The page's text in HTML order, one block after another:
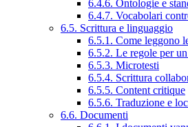
6.4.6. Ontologie e
6.4.7. Vocabolari
6.5. Scrittura e linguaggio
6.5.1. Come leggono
6.5.2. Le regole per
6.5.3. Microtesti
6.5.4. Scrittura
6.5.5. Content critique
6.5.6. Traduzione e
6.6. Documenti